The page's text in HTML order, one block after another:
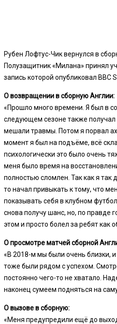
Рубен Лофтус-Чик вернулся в
Полузащитник «Милана» принял
запись которой опубликовал BBC
О возвращении в сборную Англии:
«Прошло много времени. Я был в
следующем сезоне также получал
мешали травмы. Потом я порвал
момент я был на подъёме, всё
психологически это было очень
меня было время на
полностью сломлен. Так как я так
то начал привыкать к тому, что
показывать себя в клубном
снова получу шанс, но, по правде
этом и просто болел за ребят как
О просмотре матчей сборной
«В 2018-м мы были очень близки,
тоже были рядом с успехом.
постоянно чего-то не хватало.
наконец сумеем подняться на
О вызове в сборную:
«Меня предупредили ещё до